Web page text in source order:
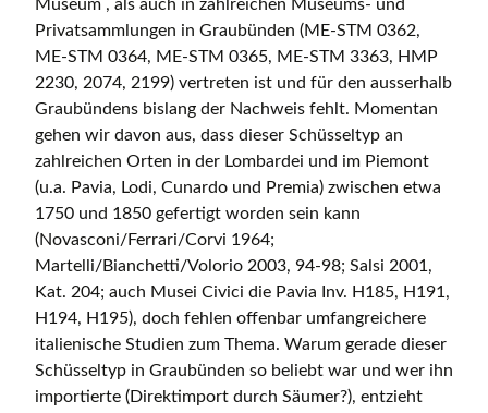
Museum , als auch in zahlreichen Museums- und
Privatsammlungen in Graubünden (ME-STM 0362,
ME-STM 0364, ME-STM 0365, ME-STM 3363, HMP
2230, 2074, 2199) vertreten ist und für den ausserhalb
Graubündens bislang der Nachweis fehlt. Momentan
gehen wir davon aus, dass dieser Schüsseltyp an
zahlreichen Orten in der Lombardei und im Piemont
(u.a. Pavia, Lodi, Cunardo und Premia) zwischen etwa
1750 und 1850 gefertigt worden sein kann
(Novasconi/Ferrari/Corvi 1964;
Martelli/Bianchetti/Volorio 2003, 94-98; Salsi 2001,
Kat. 204; auch Musei Civici die Pavia Inv. H185, H191,
H194, H195), doch fehlen offenbar umfangreichere
italienische Studien zum Thema. Warum gerade dieser
Schüsseltyp in Graubünden so beliebt war und wer ihn
importierte (Direktimport durch Säumer?), entzieht